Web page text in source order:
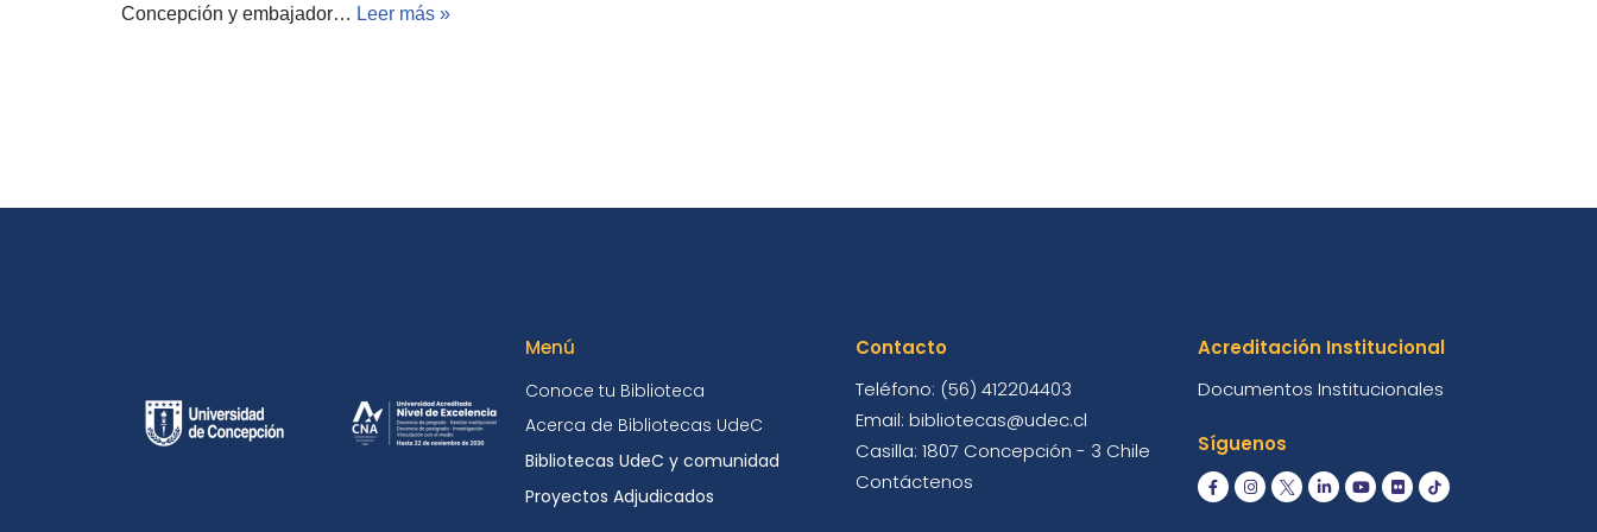
Concepción y embajador… Leer más »
Menú
Conoce tu Biblioteca
Acerca de Bibliotecas UdeC
Bibliotecas UdeC y comunidad
Proyectos Adjudicados
Contacto
Teléfono: (56) 412204403
Email: bibliotecas@udec.cl
Casilla: 1807 Concepción - 3 Chile
Contáctenos
Acreditación Institucional
Documentos Institucionales
Síguenos